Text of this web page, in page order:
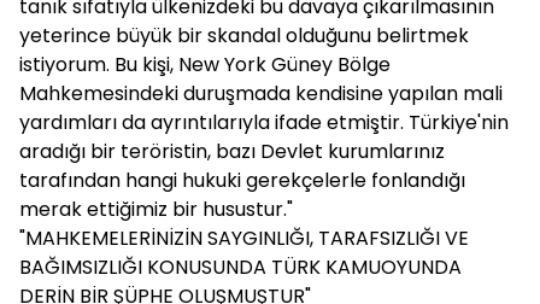
tanık sıfatıyla ülkenizdeki bu davaya çıkarılmasının
yeterince büyük bir skandal olduğunu belirtmek
istiyorum. Bu kişi, New York Güney Bölge
Mahkemesindeki duruşmada kendisine yapılan mali
yardımları da ayrıntılarıyla ifade etmiştir. Türkiye'nin
aradığı bir teröristin, bazı Devlet kurumlarınız
tarafından hangi hukuki gerekçelerle fonlandığı
merak ettiğimiz bir husustur."
"MAHKEMELERİNİZİN SAYGINLIĞI, TARAFSIZLIĞI VE
BAĞIMSIZLIĞI KONUSUNDA TÜRK KAMUOYUNDA
DERİN BİR ŞÜPHE OLUŞMUŞTUR"